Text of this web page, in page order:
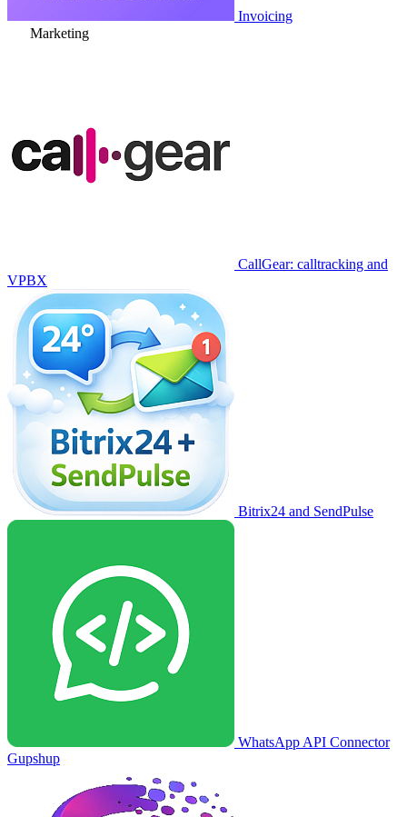
Invoicing
Marketing
CallGear: calltracking and
VPBX
Bitrix24 and SendPulse
WhatsApp API Connector
Gupshup